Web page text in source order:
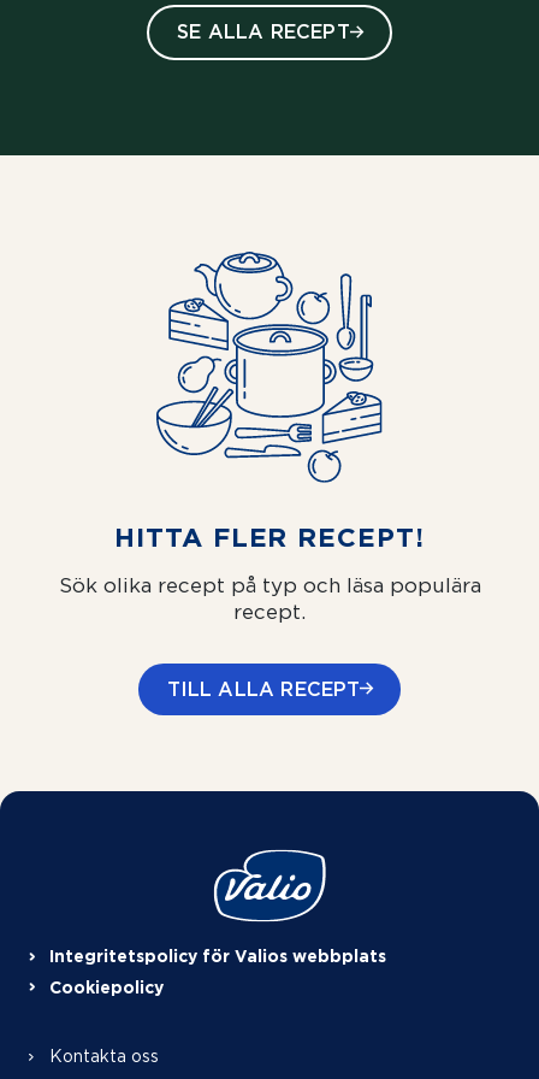
SE ALLA RECEPT
HITTA FLER RECEPT!
Sök olika recept på typ och läsa populära
recept.
TILL ALLA RECEPT
Integritetspolicy för Valios webbplats
Cookiepolicy
Kontakta oss